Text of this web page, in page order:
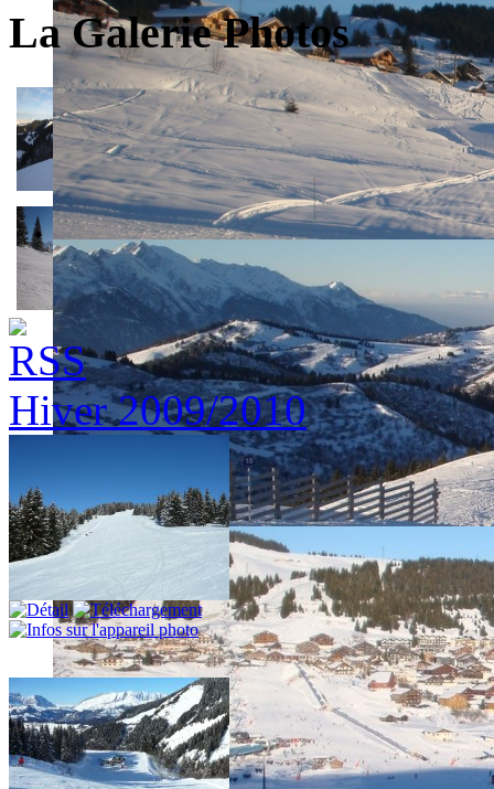
La Galerie Photos
Hiver 2009/2010